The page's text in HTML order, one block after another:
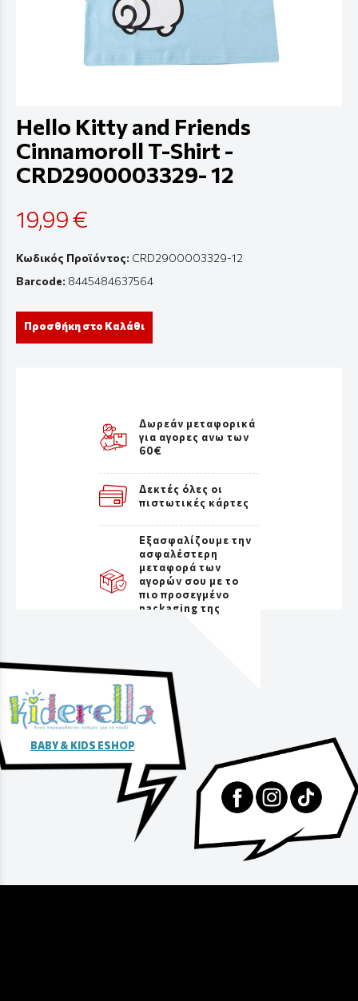
Hello Kitty and Friends
Cinnamoroll T-Shirt -
CRD2900003329- 12
19,99 €
Κωδικός Προϊόντος: CRD2900003329-12
Barcode: 8445484637564
Προσθήκη στο Καλάθι
Δωρεάν μεταφορικά
για αγορες ανω των
60€
Δεκτές όλες οι
πιστωτικές κάρτες
Εξασφαλίζουμε την
ασφαλέστερη
μεταφορά των
αγορών σου με το
πιο προσεγμένο
packaging της
BABY & KIDS ESHOP